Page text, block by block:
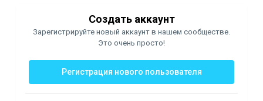
Создать аккаунт
Зарегистрируйте новый аккаунт в нашем сообществе.
Это очень просто!
Регистрация нового пользователя